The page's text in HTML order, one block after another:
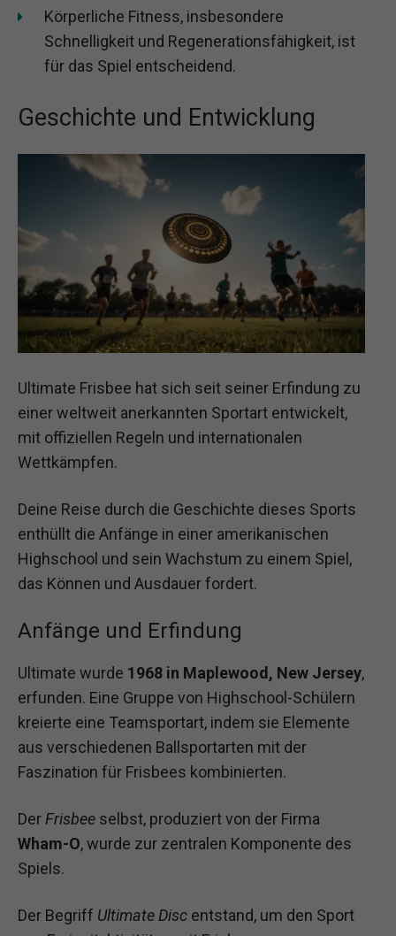
Körperliche Fitness, insbesondere
Schnelligkeit und Regenerationsfähigkeit, ist
für das Spiel entscheidend.
Geschichte und Entwicklung
Ultimate Frisbee hat sich seit seiner Erfindung zu
einer weltweit anerkannten Sportart entwickelt,
mit offiziellen Regeln und internationalen
Wettkämpfen.
Deine Reise durch die Geschichte dieses Sports
enthüllt die Anfänge in einer amerikanischen
Highschool und sein Wachstum zu einem Spiel,
das Können und Ausdauer fordert.
Anfänge und Erfindung
Ultimate wurde 1968 in Maplewood, New Jersey,
erfunden. Eine Gruppe von Highschool-Schülern
kreierte eine Teamsportart, indem sie Elemente
aus verschiedenen Ballsportarten mit der
Faszination für Frisbees kombinierten.
DerFrisbee selbst, produziert von der Firma
Wham-O, wurde zur zentralen Komponente des
Spiels.
Der Begriff Ultimate Disc entstand, um den Sport